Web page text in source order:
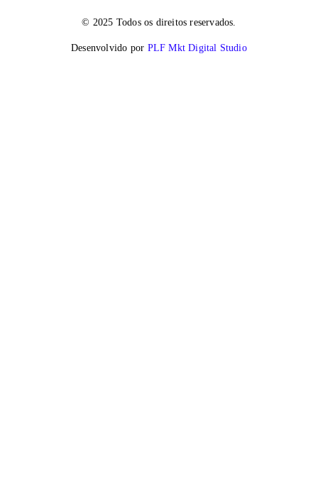
© 2025 Todos os direitos reservados.
Desenvolvido por PLF Mkt Digital Studio